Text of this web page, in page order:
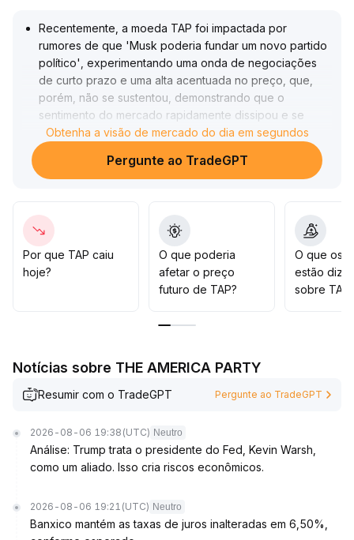
Recentemente, a moeda TAP foi impactada por
rumores de que 'Musk poderia fundar um novo partido
político', experimentando uma onda de negociações
de curto prazo e uma alta acentuada no preço, que,
porém, não se sustentou, demonstrando que o
sentimento do mercado rapidamente dissipou e se
tornou cauteloso.
Observando a tendência de médio prazo, caso a TAP
não tenha suporte de aplicações concretas, pode
pareceram mais especulativas
Recomenda-se aos investidores operar com
prudência, aguardando sinais mais claros de suporte
político ou de aplicação, a fim de evitar o risco de
ajustes com o esfriamento das notícias
Obtenha a visão de mercado do dia em segundos
Pergunte ao TradeGPT
Por que TAP caiu
hoje?
O que poderia
afetar o preço
futuro de TAP?
O que os
estão
sobre
Notícias sobre THE AMERICA PARTY
Resumir com o TradeGPT Pergunte ao TradeGPT
2026-08-06 19:38 (UTC) Neutro
Análise: Trump trata o presidente do Fed, Kevin Warsh,
como um aliado. Isso cria riscos econômicos.
2026-08-06 19:21 (UTC) Neutro
Banxico mantém as taxas de juros inalteradas em 6,50%,